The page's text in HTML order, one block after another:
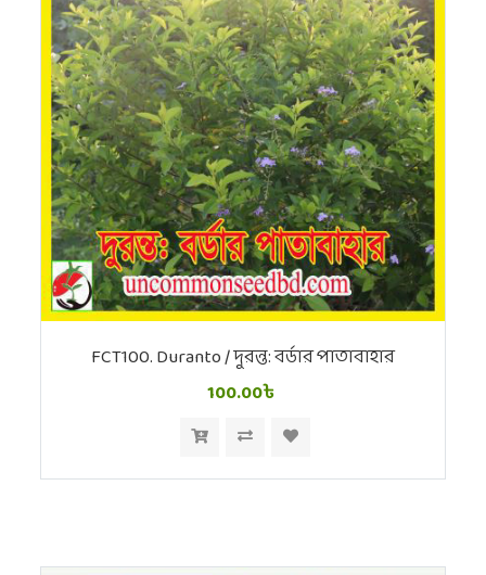
FCT100. Duranto / দুরন্ত: বর্ডার পাতাবাহার
100.00৳